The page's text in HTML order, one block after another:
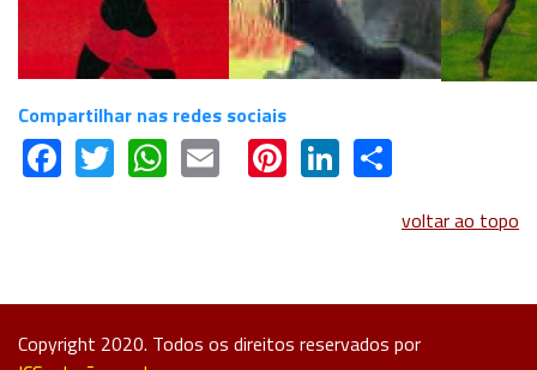
Compartilhar nas redes sociais
Facebook
TwitterWhatsApp
EmailPinterest
LinkedIn
voltar ao topo
Copyright 2020. Todos os direitos reservados por